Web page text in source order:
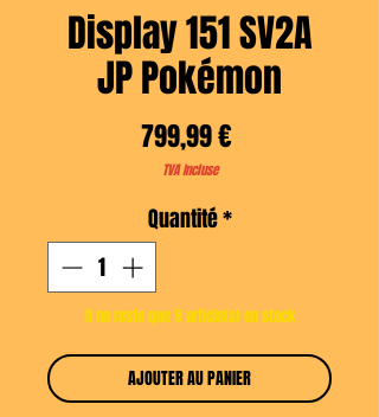
Display 151 SV2A
JP Pokémon
799,99 €Prix
TVA Incluse
Quantité*
Il ne reste que 9 article(s) en stock
AJOUTER AU PANIER